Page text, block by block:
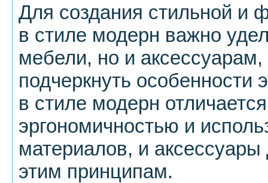
Для создания стильной и
в стиле модерн важно
мебели, но и аксессуарам,
подчеркнуть особенности
в стиле модерн
эргономичностью и
материалов, и
этим принципам.